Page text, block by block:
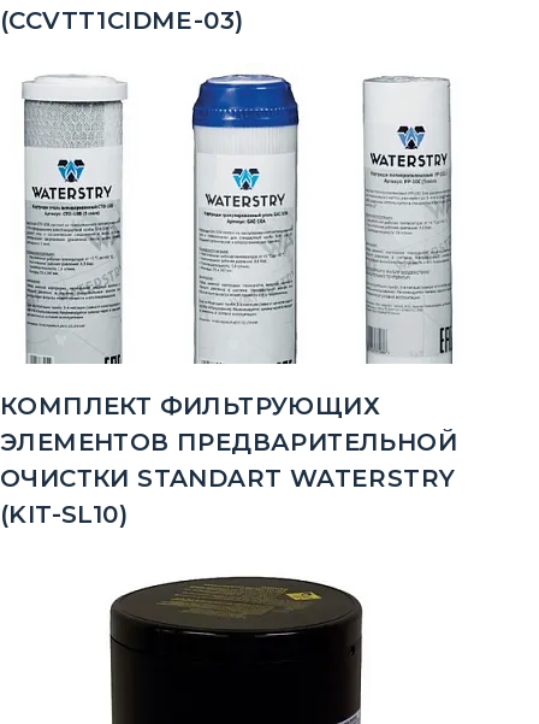
(CCVTT1CIDМE-03)
КОМПЛЕКТ ФИЛЬТРУЮЩИХ
ЭЛЕМЕНТОВ ПРЕДВАРИТЕЛЬНОЙ
ОЧИСТКИ STANDART WATERSTRY
(KIT-SL10)